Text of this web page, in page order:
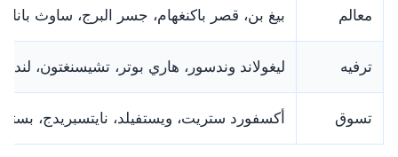
معالم بيغ بن، قصر باكنغهام، جسر البرج، ساوث بانك
ترفيه ليغولاند وندسور، هاري بوتر، تشيسنغتون،
تسوق أكسفورد ستريت، ويستفيلد، نايتسبريدج، بستر